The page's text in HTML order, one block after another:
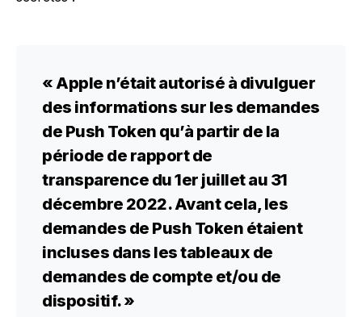
« Apple n’était autorisé à divulguer
des informations sur les demandes
de Push Token qu’à partir de la
période de rapport de
transparence du 1er juillet au 31
décembre 2022. Avant cela, les
demandes de Push Token étaient
incluses dans les tableaux de
demandes de compte et/ou de
dispositif. »